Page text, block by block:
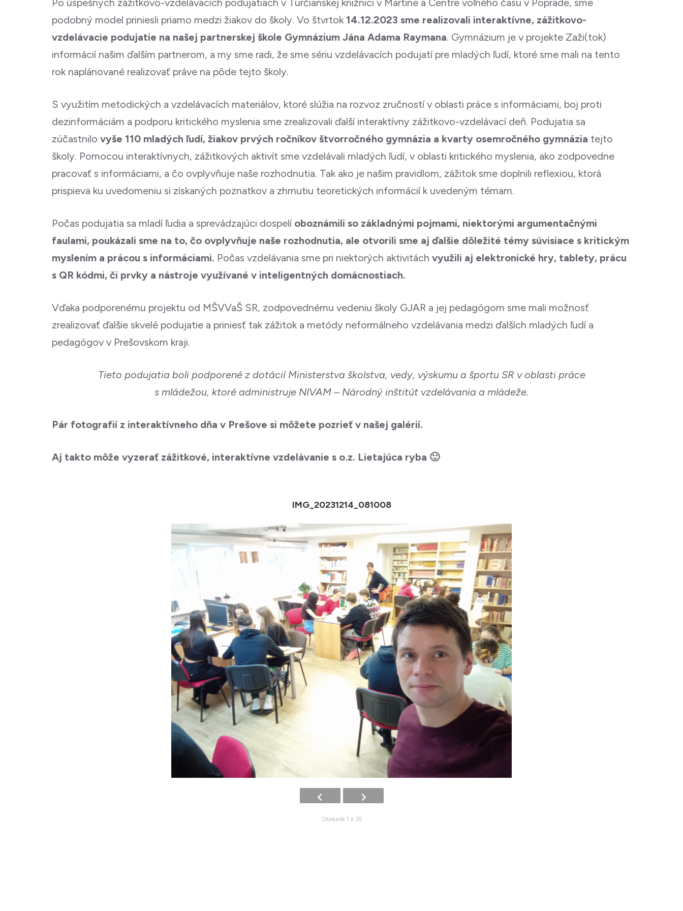
Po úspešných zážitkovo-vzdelávacích podujatiach v Turčianskej knižnici v Martine a Centre voľného času v Poprade, sme
podobný model priniesli priamo medzi žiakov do školy. Vo štvrtok 14.12.2023 sme realizovali interaktívne, zážitkovo-
vzdelávacie podujatie na našej partnerskej škole Gymnázium Jána Adama Raymana. Gymnázium je v projekte Zaži(tok)
informácií našim ďalším partnerom, a my sme radi, že sme sériu vzdelávacích podujatí pre mladých ľudí, ktoré sme mali na tento
rok naplánované realizovať práve na pôde tejto školy.
S využitím metodických a vzdelávacích materiálov, ktoré slúžia na rozvoz zručností v oblasti práce s informáciami, boj proti
dezinformáciám a podporu kritického myslenia sme zrealizovali ďalší interaktívny zážitkovo-vzdelávací deň. Podujatia sa
zúčastnilo vyše 110 mladých ľudí, žiakov prvých ročníkov štvorročného gymnázia a kvarty osemročného gymnázia tejto
školy. Pomocou interaktívnych, zážitkových aktivít sme vzdelávali mladých ľudí, v oblasti kritického myslenia, ako zodpovedne
pracovať s informáciami, a čo ovplyvňuje naše rozhodnutia. Tak ako je našim pravidlom, zážitok sme doplnili reflexiou, ktorá
prispieva ku uvedomeniu si získaných poznatkov a zhrnutiu teoretických informácií k uvedeným témam.
Počas podujatia sa mladí ľudia a sprevádzajúci dospelí oboznámili so základnými pojmami, niektorými argumentačnými
faulami, poukázali sme na to, čo ovplyvňuje naše rozhodnutia, ale otvorili sme aj ďalšie dôležité témy súvisiace s kritickým
myslením a prácou s informáciami. Počas vzdelávania sme pri niektorých aktivitách využili aj elektronické hry, tablety, prácu
s QR kódmi, či prvky a nástroje využívané v inteligentných domácnostiach.
Vďaka podporenému projektu od MŠVVaŠ SR, zodpovednému vedeniu školy GJAR a jej pedagógom sme mali možnosť
zrealizovať ďalšie skvelé podujatie a priniesť tak zážitok a metódy neformálneho vzdelávania medzi ďalších mladých ľudí a
pedagógov v Prešovskom kraji.
Tieto podujatia boli podporené z dotácií Ministerstva školstva, vedy, výskumu a športu SR v oblasti práce
s mládežou, ktoré administruje NIVAM – Národný inštitút vzdelávania a mládeže.
Pár fotografií z interaktívneho dňa v Prešove si môžete pozrieť v našej galérií.
Aj takto môže vyzerať zážitkové, interaktívne vzdelávanie s o.z. Lietajúca ryba 🙂
IMG_20231214_081008
Obrázok 1 z 35